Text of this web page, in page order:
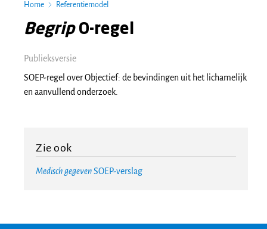
Home Referentiemodel
Begrip O-regel
Publieksversie
SOEP-regel over Objectief: de bevindingen uit het lichamelijk
en aanvullend onderzoek.
Zie ook
Medisch gegevenSOEP-verslag